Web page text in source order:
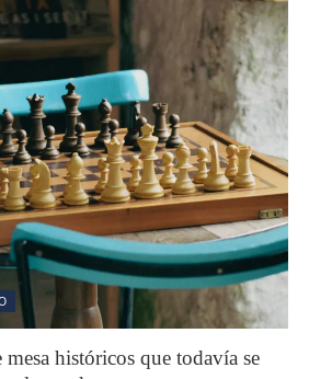
históricos que todavía se